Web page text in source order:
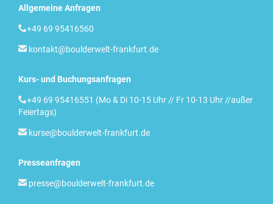
Allgemeine Anfragen
+49 69 95416560
 kontakt@boulderwelt-frankfurt.de
Kurs- und Buchungsanfragen
+49 69 95416551 (Mo & Di 10-15 Uhr // Fr 10-13 Uhr //außer
Feiertags)
 kurse@boulderwelt-frankfurt.de
Presseanfragen
 presse@boulderwelt-frankfurt.de